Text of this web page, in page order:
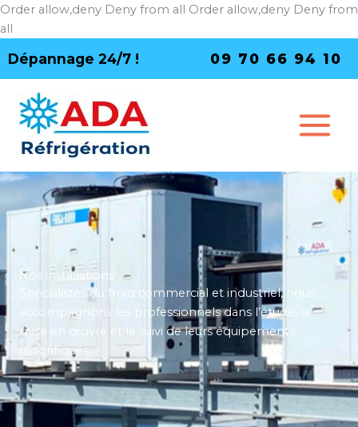
Order allow,deny Deny from all Order allow,deny Deny from
all
Aller
Dépannage 24/7 ! 09 70 66 94 10
Nos installations
Spécialistes du froid commercial et industriel, nous
accompagnons les professionnels dans l’étude, la
mise en œuvre et le suivi de leurs équipements
frigorifiques.